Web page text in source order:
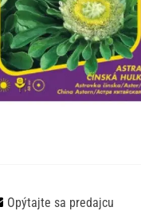
Opýtajte sa predajcu